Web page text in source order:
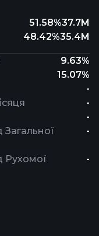
51.58%37.7M
48.42%35.4M
9.63%
15.07%
-
-
-
Загальної
-
Рухомої
-